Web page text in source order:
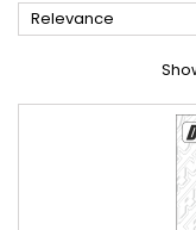
Relevance